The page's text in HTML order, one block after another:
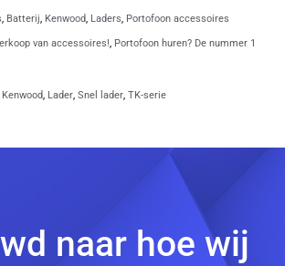
, Batterij, Kenwood, Laders, Portofoon accessoires
van accessoires!, Portofoon huren? De nummer 1
Kenwood, Lader, Snel lader, TK-serie
naar hoe wij